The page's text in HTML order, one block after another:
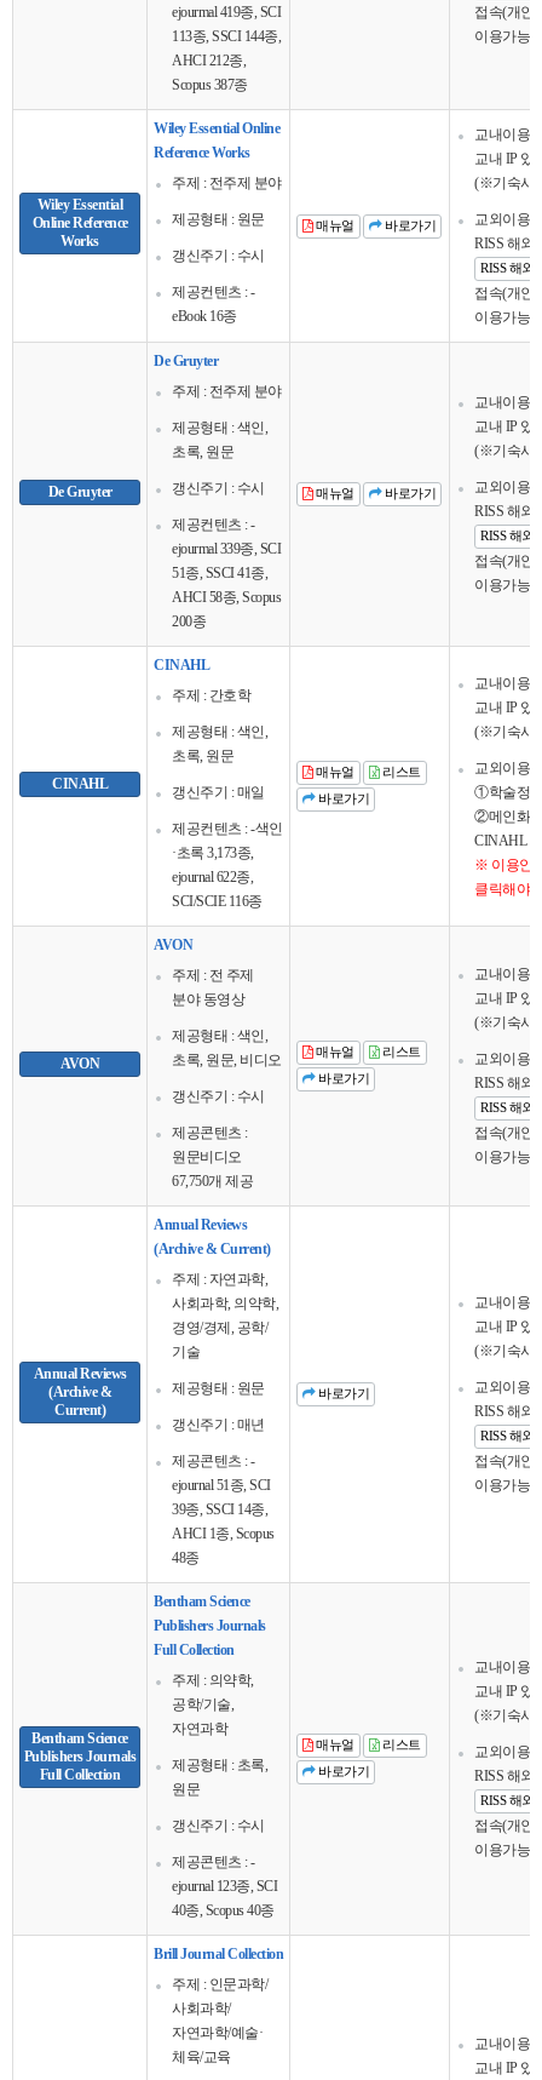
ejourmal 419종, SCI
113종, SSCI 144종,
AHCI 212종,
Scopus 387종
접속(개인
이용가능
Wiley Essential
Online Reference
Works
Wiley Essential Online
Reference Works
주제 : 전주제 분야
제공형태 : 원문
갱신주기 : 수시
제공컨텐츠 : -
eBook 16종
매뉴얼 바로가기
교내이용
교내 IP 있
(※기숙사
교외이용
RISS 해외
RISS 해외
접속(개인
이용가능
De Gruyter
De Gruyter
주제 : 전주제 분야
제공형태 : 색인,
초록, 원문
갱신주기 : 수시
제공컨텐츠 : -
ejourmal 339종, SCI
51종, SSCI 41종,
AHCI 58종, Scopus
200종
매뉴얼 바로가기
교내이용
교내 IP 있
(※기숙사
교외이용
RISS 해외
RISS 해외
접속(개인
이용가능
CINAHL
CINAHL
주제 : 간호학
제공형태 : 색인,
초록, 원문
갱신주기 : 매일
제공컨텐츠 : -색인
·초록 3,173종,
ejournal 622종,
SCI/SCIE 116종
매뉴얼
리스트
바로가기
교내이용
교내 IP 있
(※기숙사
교외이용
①학술정
②메인화
CINAHL
※ 이용안
클릭해야
AVON
AVON
주제 : 전 주제
분야 동영상
제공형태 : 색인,
초록, 원문, 비디오
갱신주기 : 수시
제공콘텐츠 :
원문비디오
67,750개 제공
매뉴얼
리스트
바로가기
교내이용
교내 IP 있
(※기숙사
교외이용
RISS 해외
RISS 해외
접속(개인
이용가능
Annual Reviews
(Archive &
Current)
Annual Reviews
(Archive & Current)
주제 : 자연과학,
사회과학, 의약학,
경영/경제, 공학/
기술
제공형태 : 원문
갱신주기 : 매년
제공콘텐츠 : -
ejournal 51종, SCI
39종, SSCI 14종,
AHCI 1종, Scopus
48종
바로가기
교내이용
교내 IP 있
(※기숙사
교외이용
RISS 해외
RISS 해외
접속(개인
이용가능
Bentham Science
Publishers Journals
Full Collection
Bentham Science
Publishers Journals
Full Collection
주제 : 의약학,
공학/기술,
자연과학
제공형태 : 초록,
원문
갱신주기 : 수시
제공콘텐츠 : -
ejournal 123종, SCI
40종, Scopus 40종
매뉴얼
리스트
바로가기
교내이용
교내 IP 있
(※기숙사
교외이용
RISS 해외
RISS 해외
접속(개인
이용가능
Brill Journal Collection
주제 : 인문과학/
사회과학/
자연과학/예술·
체육/교육
교내이용
교내 IP 있